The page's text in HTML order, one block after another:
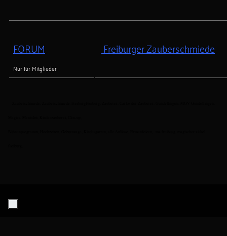
FORUM
Nur für Mitglieder
Freiburger Zauberschmiede